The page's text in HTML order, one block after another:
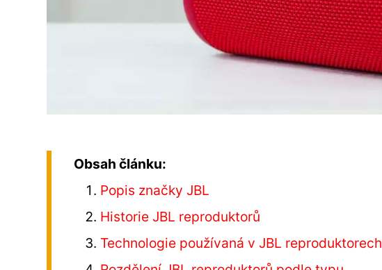
Obsah článku:
Popis značky JBL
Historie JBL reproduktorů
Technologie používaná v JBL reproduktorech